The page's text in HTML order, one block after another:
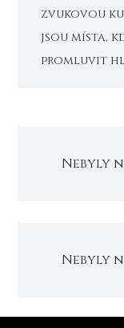
zvukovou
jsou místa,
promluvit
Nebyly
Nebyly